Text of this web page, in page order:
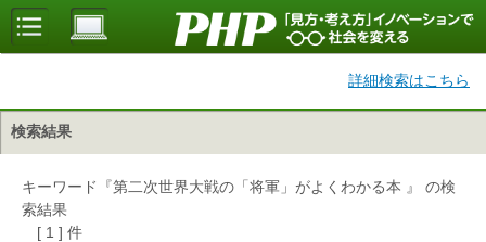
詳細検索はこちら
検索結果
キーワード『第二次世界大戦の「将軍」がよくわかる本 』 の検
索結果
[ 1 ] 件